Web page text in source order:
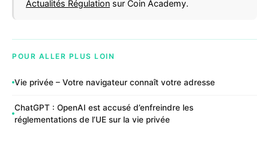
Actualités Régulation sur Coin Academy.
POUR ALLER PLUS LOIN
Vie privée – Votre navigateur connaît votre adresse
ChatGPT : OpenAI est accusé d’enfreindre les
réglementations de l’UE sur la vie privée